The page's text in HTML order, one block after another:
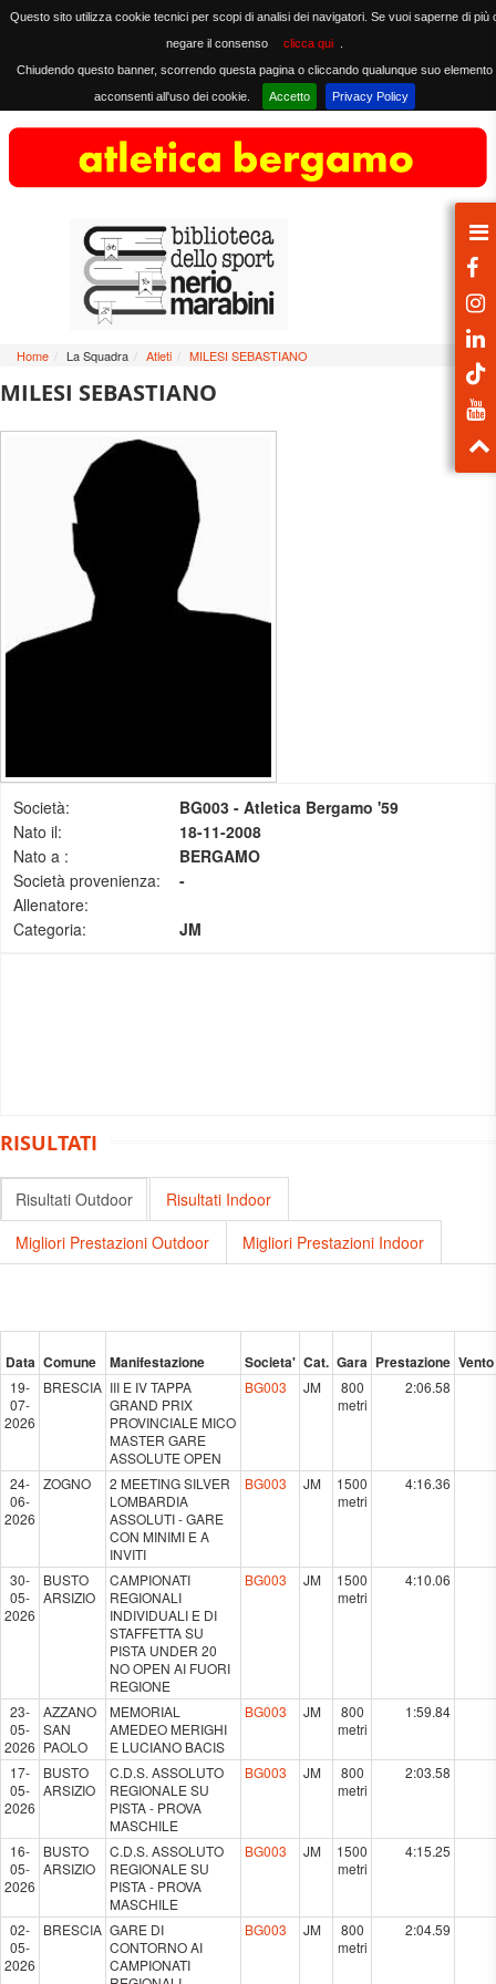
Questo sito utilizza cookie tecnici per scopi di analisi dei navigatori. Se vuoi saperne di più
negare il consenso
clicca qui
Chiudendo questo banner, scorrendo questa pagina o cliccando qualunque suo elemento
acconsenti all'uso dei cookie.
Accetto Privacy Policy
Home / La Squadra / Atleti / MILESI SEBASTIANO
MILESI SEBASTIANO
Società:
BG003 - Atletica Bergamo '59
Nato il:
18-11-2008
Nato a :
BERGAMO
Società provenienza:
-
Allenatore:
Categoria:
JM
RISULTATI
Risultati Outdoor
Risultati Indoor
Migliori Prestazioni Outdoor
Migliori Prestazioni Indoor
Data Comune Manifestazione Societa' Cat. Gara Prestazione Vento
19-
07-
2026
BRESCIA III E IV TAPPA
GRAND PRIX
PROVINCIALE MICO
MASTER GARE
ASSOLUTE OPEN
BG003 JM
800
metri
2:06.58
24-
06-
2026
ZOGNO
2 MEETING SILVER
LOMBARDIA
ASSOLUTI - GARE
CON MINIMI E A
INVITI
BG003 JM
1500
metri
4:16.36
30-
05-
2026
BUSTO
ARSIZIO
CAMPIONATI
REGIONALI
INDIVIDUALI E DI
STAFFETTA SU
PISTA UNDER 20
NO OPEN AI FUORI
REGIONE
BG003 JM
1500
metri
4:10.06
23-
05-
2026
AZZANO
SAN
PAOLO
MEMORIAL
AMEDEO MERIGHI
E LUCIANO BACIS
BG003 JM
800
metri
1:59.84
17-
05-
2026
BUSTO
ARSIZIO
C.D.S. ASSOLUTO
REGIONALE SU
PISTA - PROVA
MASCHILE
BG003 JM
800
metri
2:03.58
16-
05-
2026
BUSTO
ARSIZIO
C.D.S. ASSOLUTO
REGIONALE SU
PISTA - PROVA
MASCHILE
BG003 JM
1500
metri
4:15.25
02-
05-
2026
BRESCIA GARE DI
CONTORNO AI
CAMPIONATI
BG003 JM
800
metri
2:04.59